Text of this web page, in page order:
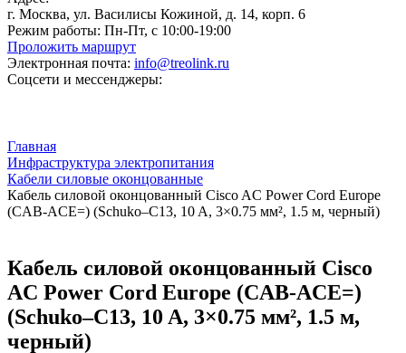
г. Москва, ул. Василисы Кожиной, д. 14, корп. 6
Режим работы: Пн-Пт, с 10:00-19:00
Проложить маршрут
Электронная почта: info@treolink.ru
Соцсети и мессенджеры:
Главная
Инфраструктура электропитания
Кабели силовые оконцованные
Кабель силовой оконцованный Cisco AC Power Cord Europe
(CAB-ACE=) (Schuko–C13, 10 A, 3×0.75 мм², 1.5 м, черный)
Кабель силовой оконцованный Cisco
AC Power Cord Europe (CAB-ACE=)
(Schuko–C13, 10 A, 3×0.75 мм², 1.5 м,
черный)